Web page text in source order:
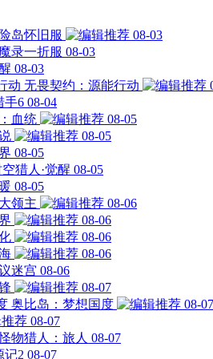
岛怀旧服
08-03
录一折服 08-03
08-03
无畏契约：源能行动
手6 08-04
血统
08-05
08-05
08-05
空猎人·觉醒 08-05
08-05
领主
08-06
08-06
08-06
08-06
迷宫 08-06
08-07
奥比岛：梦想国度
08-07
08-07
物猎人：旅人 08-07
记2 08-07